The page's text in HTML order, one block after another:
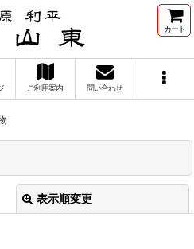
カート
ご利用案内 問い合わせ
表示順変更